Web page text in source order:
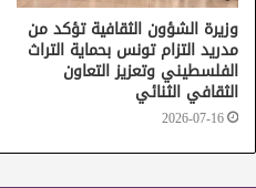
الهند
وزيرة الشؤون الثقافية تؤكد من
مدريد التزام تونس بحماية التراث
الفلسطيني وتعزيز التعاون
الثقافي الثنائي
2026-07-16